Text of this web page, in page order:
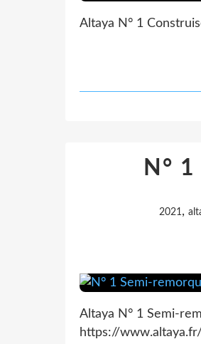
Altaya N° 1
N°
2021,
Altaya N° 1 Semi-
https://